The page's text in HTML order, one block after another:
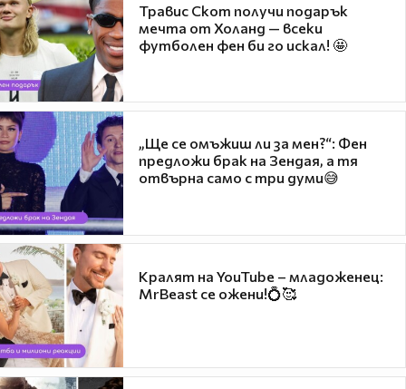
Травис Скот получи подарък
мечта от Холанд — всеки
футболен фен би го искал! 🤩
„Ще се омъжиш ли за мен?“: Фен
предложи брак на Зендая, а тя
отвърна само с три думи😅
Кралят на YouTube – младоженец:
MrBeast се ожени!💍🥰